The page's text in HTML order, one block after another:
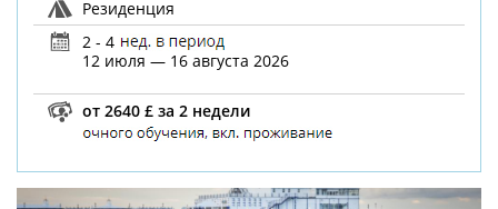
Резиденция
2 - 4
12 июля — 16 августа 2026
от 2640 £ за 2 недели